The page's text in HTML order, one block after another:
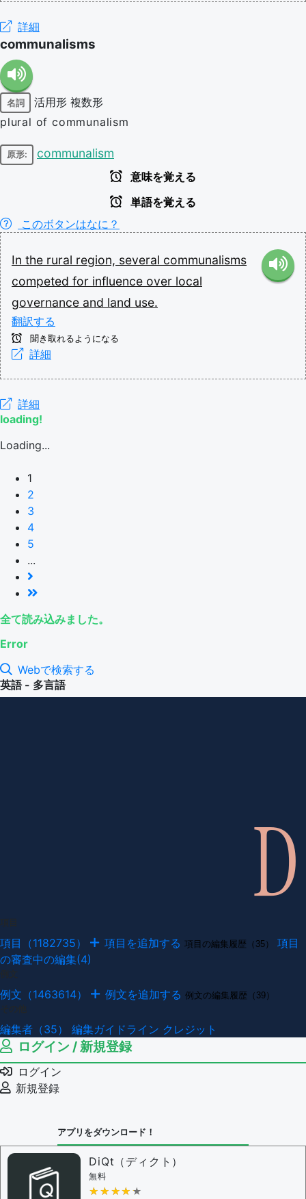
詳細
communalisms
名詞 活用形 複数形
plural of communalism
原形: communalism
意味を覚える
単語を覚える
このボタンはなに？
In the rural region, several communalisms
competed for influence over local
governance and land use.
翻訳する
聞き取れるようになる
詳細
詳細
loading!
Loading...
1
2
3
4
5
...
全て読み込みました。
Error
Webで検索する
英語 - 多言語
項目（1182735） 項目を追加する 項目の編集履歴（35）
項目
の審査中の編集(4)
例文（1463614） 例文を追加する 例文の編集履歴（39）
編集者（35） 編集ガイドライン クレジット
ログイン / 新規登録
ログイン
新規登録
アプリをダウンロード！
DiQt（ディクト）
無料
★★★★★
★★★★★